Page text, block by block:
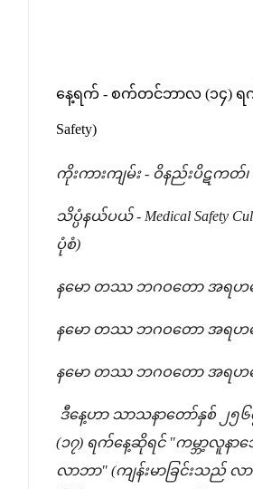
နေ့ရက် - စက်တင်ဘာလ (၁၄) ရက်၊ ၂
Safety)
ကိုးကားကျမ်း - ဝိနည်းပိဋကတ်၊
သိပ္ပံနယ်ပယ် - Medical Safety
ပုံစံ)
နမော တဿ ဘဂဝတော အရဟတ
နမော တဿ ဘဂဝတော အရဟတ
နမော တဿ ဘဂဝတော အရဟတ
ဒီနေ့ဟာ သာသနာတော်နှစ် ၂၅
(၁၇) ရက်နေ့ဆိုရင် "ကမ္ဘာ့လူနာဘေ
လာဘာ" (ကျန်းမာခြင်းသည်